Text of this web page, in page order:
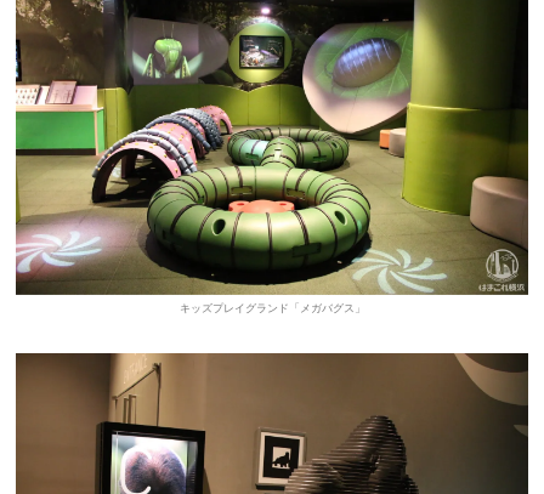
キッズプレイグランド「メガバグス」